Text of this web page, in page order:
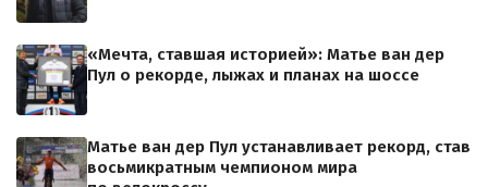
«Мечта, ставшая историей»: Матье ван дер
Пул о рекорде, лыжах и планах на шоссе
Матье ван дер Пул устанавливает рекорд, став
восьмикратным чемпионом мира